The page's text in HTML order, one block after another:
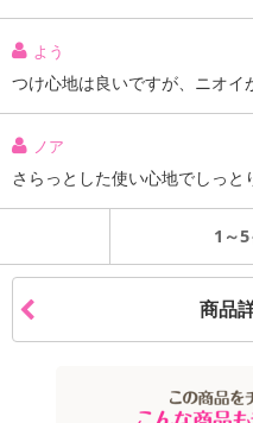
よう
つけ心地は良いですが、ニオイ
ノア
さらっとした使い心地でしっと
1～5
商品